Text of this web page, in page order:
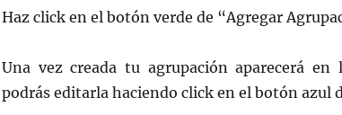
Haz click en el botón verde de “Agregar
Una vez creada tu agrupación aparecerá
podrás editarla haciendo click en el botón azul